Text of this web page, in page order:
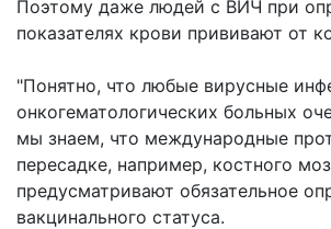
Поэтому даже людей с ВИЧ при
показателях крови прививают от
"Понятно, что любые вирусные
онкогематологических больных
мы знаем, что международные
пересадке, например, костного
предусматривают обязательное
вакцинального статуса.